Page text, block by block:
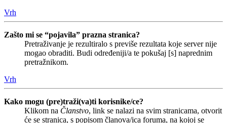
Vrh
Zašto mi se “pojavila” prazna stranica?
Pretraživanje je rezultiralo s previše rezultata koje server nije
mogao obraditi. Budi određeniji/a te pokušaj [s] naprednim
pretražnikom.
Vrh
Kako mogu (pre)traži(va)ti korisnike/ce?
Klikom na Članstvo, link se nalazi na svim stranicama, otvorit
će se stranica, s popisom članova/ica foruma, na kojoj se